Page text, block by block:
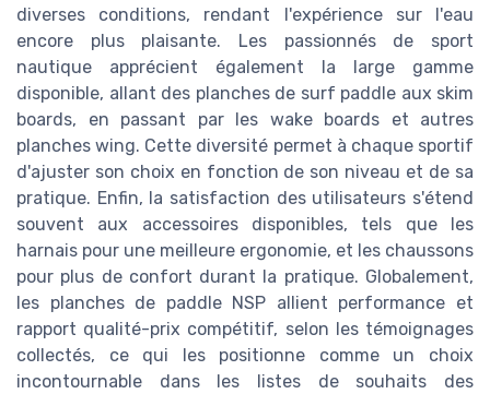
diverses conditions, rendant l'expérience sur l'eau
encore plus plaisante. Les passionnés de sport
nautique apprécient également la large gamme
disponible, allant des planches de surf paddle aux skim
boards, en passant par les wake boards et autres
planches wing. Cette diversité permet à chaque sportif
d'ajuster son choix en fonction de son niveau et de sa
pratique. Enfin, la satisfaction des utilisateurs s'étend
souvent aux accessoires disponibles, tels que les
harnais pour une meilleure ergonomie, et les chaussons
pour plus de confort durant la pratique. Globalement,
les planches de paddle NSP allient performance et
rapport qualité-prix compétitif, selon les témoignages
collectés, ce qui les positionne comme un choix
incontournable dans les listes de souhaits des